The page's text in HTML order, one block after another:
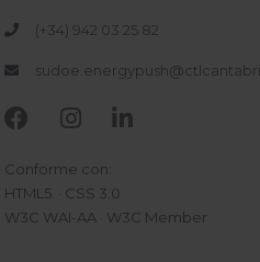
(+34) 942 03 25 82
Conforme con:
HTML5. · CSS 3.0
W3C WAI-AA · W3C Member